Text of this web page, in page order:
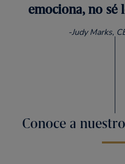
emociona, no sé
-Judy Marks,
Conoce a